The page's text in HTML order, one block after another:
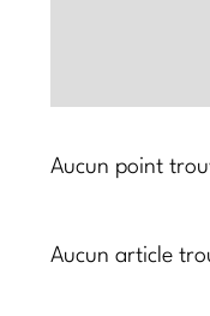
Aucun point
Aucun article